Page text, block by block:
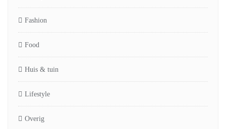
Fashion
Food
Huis & tuin
Lifestyle
Overig